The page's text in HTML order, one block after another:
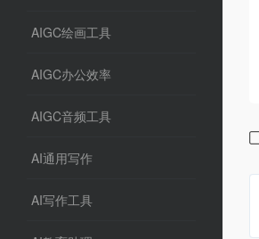
AIGC绘画工具
AIGC办公效率
AIGC音频工具
AI通用写作
AI写作工具